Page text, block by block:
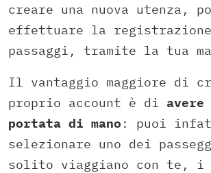
creare una nuova utenza,
effettuare la
passaggi, tramite la tua
Il vantaggio maggiore di
proprio account è di
portata di mano : puoi
selezionare uno dei
solito viaggiano con te, i